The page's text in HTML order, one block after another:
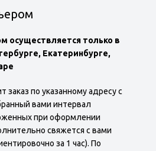
осуществляется только в
Екатеринбурге,
заказ по указанному адресу с
вами интервал
при оформлении
свяжется с вами
за 1 час). По